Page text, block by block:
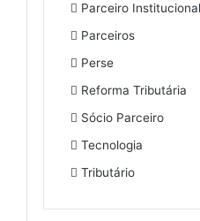
Parceiro Institucional
Parceiros
Perse
Reforma Tributária
Sócio Parceiro
Tecnologia
Tributário